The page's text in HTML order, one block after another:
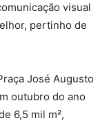
visual
pertinho de
José Augusto
outubro do ano
6,5 mil m²,